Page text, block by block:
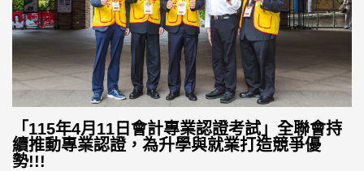
「115年4月11日會計專業認證考試」全聯會持
續推動專業認證，為升學與就業打造競爭優
勢!!!